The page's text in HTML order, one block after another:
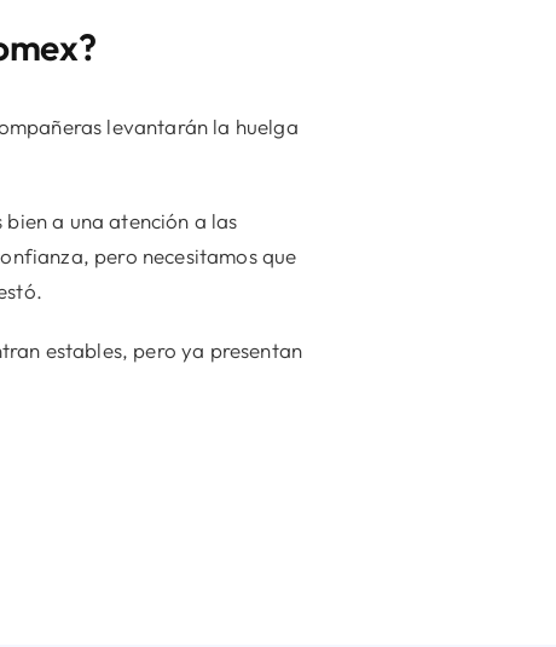
levantarán la huelga
a una atención a las
pero necesitamos que
estables, pero ya presentan